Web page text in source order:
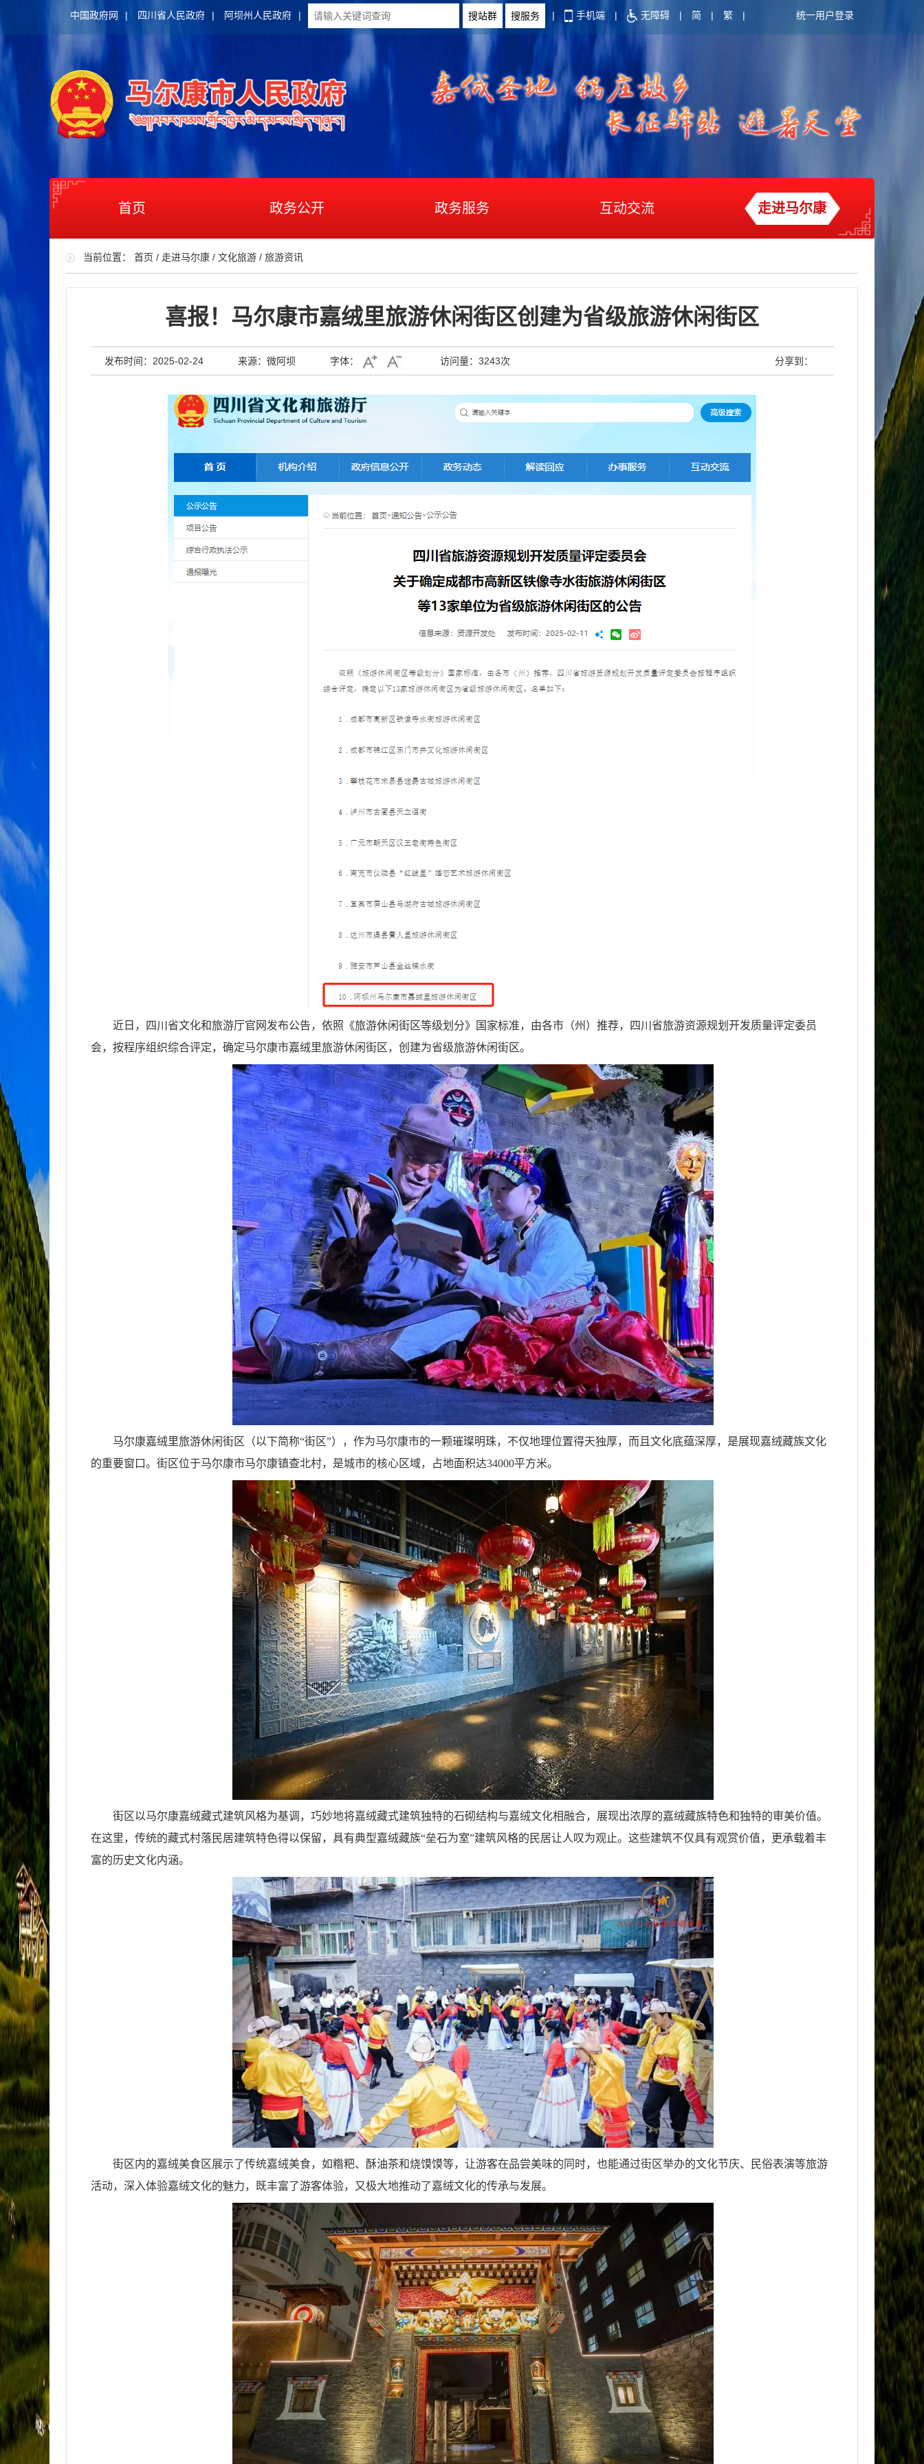
中国政府网 | 四川省人民政府 | 阿坝州人民政府 | | 手机端 | 无障碍 | 简 | 繁 | 统一用户登录
首页 政务公开 政务服务 互动交流 走进马尔康
当前位置： 首页 / 走进马尔康 / 文化旅游 / 旅游资讯
喜报！马尔康市嘉绒里旅游休闲街区创建为省级旅游休闲街区
发布时间：2025-02-24 来源：微阿坝 字体： 访问量： 3243次 分享到：
近日，四川省文化和旅游厅官网发布公告， 依照《旅游休闲街区等级划分》国家标准， 由各市（州）推荐，
四川省旅游资源规划开发质量评定委员
会， 按程序组织综合评定， 确定马尔康市嘉绒里旅游休闲街区， 创建为省级旅游休闲街区。
马尔康嘉绒里旅游休闲街区（以下简称“街区”），作为马尔康市的一颗璀璨明珠，不仅地理位置得天独厚，而且文化底蕴深厚，是展现嘉绒藏族文化
的重要窗口。街区位于马尔康市马尔康镇查北村，是城市的核心区域，占地面积达34000平方米。
街区以马尔康嘉绒藏式建筑风格为基调，巧妙地将嘉绒藏式建筑独特的石砌结构与嘉绒文化相融合，展现出浓厚的嘉绒藏族特色和独特的审美价值。
在这里，传统的藏式村落民居建筑特色得以保留，具有典型嘉绒藏族“垒石为室”建筑风格的民居让人叹为观止。这些建筑不仅具有观赏价值，更承载着丰
富的历史文化内涵。
街区内的嘉绒美食区展示了传统嘉绒美食，如糌粑、酥油茶和烧馍馍等，让游客在品尝美味的同时，也能通过街区举办的文化节庆、民俗表演等旅游
活动，深入体验嘉绒文化的魅力，既丰富了游客体验，又极大地推动了嘉绒文化的传承与发展。